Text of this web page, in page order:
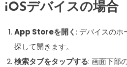
iOSデバイスの場合
App Storeを開く: デバイスの
探して開きます。
検索タブをタップする: 画面下部